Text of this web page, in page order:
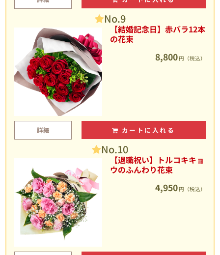
No.9
【結婚記念日】赤バラ12本
の花束
8,800 円（税込）
詳細 カートに入れる
No.10
【退職祝い】トルコキキョ
ウのふんわり花束
4,950 円（税込）